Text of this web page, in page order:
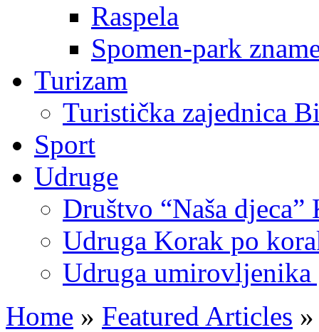
Raspela
Spomen-park
Turizam
Turistička zajednica
Sport
Udruge
Društvo “Naša djeca”
Udruga Korak po
Udruga umirovljenika
Home » Featured Articles »